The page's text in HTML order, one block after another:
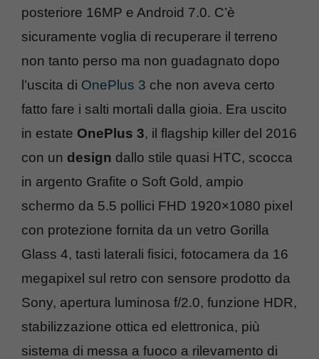
posteriore 16MP e Android 7.0. C’è
sicuramente voglia di recuperare il terreno
non tanto perso ma non guadagnato dopo
l’uscita di OnePlus 3 che non aveva certo
fatto fare i salti mortali dalla gioia. Era uscito
in estate OnePlus 3, il flagship killer del 2016
con un design dallo stile quasi HTC, scocca
in argento Grafite o Soft Gold, ampio
schermo da 5.5 pollici FHD 1920×1080 pixel
con protezione fornita da un vetro Gorilla
Glass 4, tasti laterali fisici, fotocamera da 16
megapixel sul retro con sensore prodotto da
Sony, apertura luminosa f/2.0, funzione HDR,
stabilizzazione ottica ed elettronica, più
sistema di messa a fuoco a rilevamento di